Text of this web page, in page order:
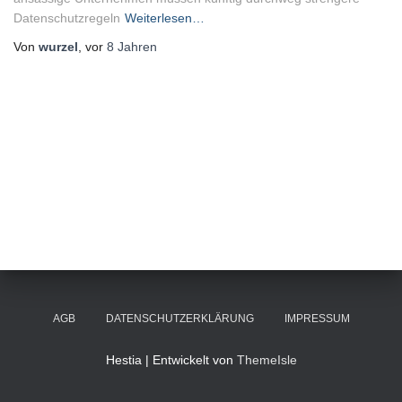
Datenschutzregeln Weiterlesen…
Von wurzel , vor 8 Jahren
AGB DATENSCHUTZERKLÄRUNG IMPRESSUM
Hestia | Entwickelt von ThemeIsle